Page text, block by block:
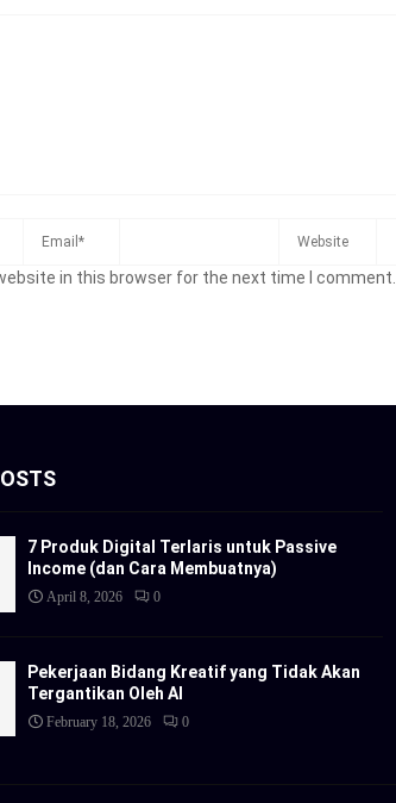
in this browser for the next time I comment.
7 Produk Digital Terlaris untuk Passive
Income (dan Cara Membuatnya)
April 8, 2026 0
Pekerjaan Bidang Kreatif yang Tidak Akan
Tergantikan Oleh AI
February 18, 2026 0